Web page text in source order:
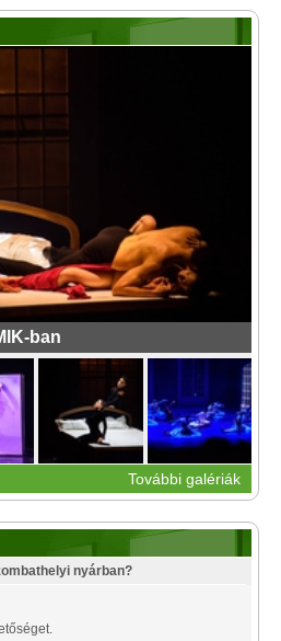
ban
További galériák
nyárban?